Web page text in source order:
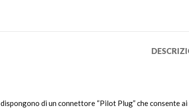
dispongono di un connettore “Pilot Plug” che